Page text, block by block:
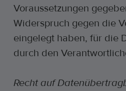
Voraussetzungen
Widerspruch gegen die
eingelegt haben, für die
durch den
Recht auf